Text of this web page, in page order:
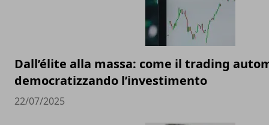
Dall’élite alla massa: come il trading
democratizzando l’investimento
22/07/2025